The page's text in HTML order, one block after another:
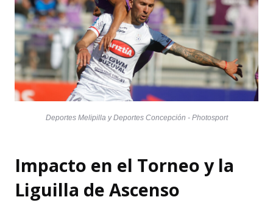
Deportes Melipilla y Deportes Concepción - Photosport
Impacto en el Torneo y la
Liguilla de Ascenso